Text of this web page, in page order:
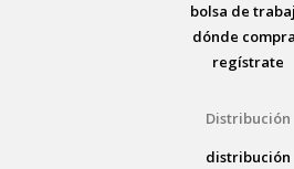
bolsa de
dónde
regístrate
Distribución
distribución